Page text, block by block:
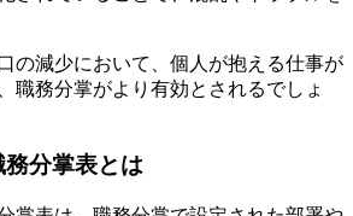
の減少において、個人が抱える仕事が
職務分掌がより有効とされるでしょ
分掌表とは